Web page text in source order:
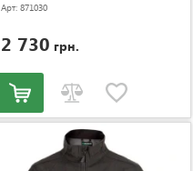
Арт: 871030
2 730 грн.